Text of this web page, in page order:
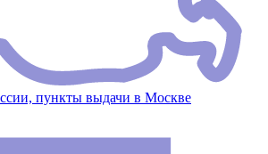
пункты выдачи в Москве